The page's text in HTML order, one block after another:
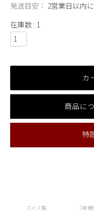
発送目安： 2営業日以内
在庫数 1
商品に
特
スイス製 2年保